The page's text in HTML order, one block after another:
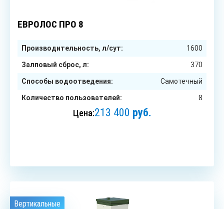
ЕВРОЛОС ПРО 8
Производительность, л/сут: 1600
Залповый сброс, л: 370
Способы водоотведения: Самотечный
Количество пользователей: 8
Цена:213 400 руб.
Вертикальные